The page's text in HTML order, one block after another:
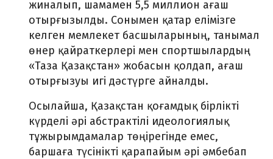
жиналып, шамамен 5,5 миллион ағаш
отырғызылды. Сонымен қатар елімізге
келген мемлекет басшыларының, танымал
өнер қайраткерлері мен спортшылардың
«Таза Қазақстан» жобасын қолдап, ағаш
отырғызуы игі дәстүрге айналды.
Осылайша, Қазақстан қоғамдық бірлікті
күрделі әрі абстрактілі идеологиялық
тұжырымдамалар төңірегінде емес,
баршаға түсінікті қарапайым әрі әмбебап